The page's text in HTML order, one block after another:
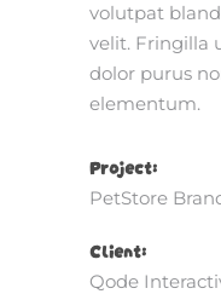
volutpat
velit. Fringilla
dolor purus
elementum.
Project:
PetStore
Client:
Qode